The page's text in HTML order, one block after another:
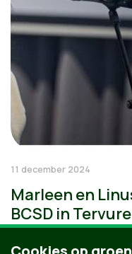
11 december 2024
Marleen en
BCSD in